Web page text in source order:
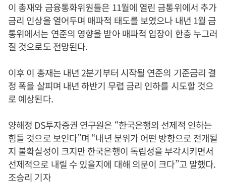
이 총재와 금융통화위원들은 11월에 열린 금통위에서 추가
금리 인상을 열어두며 매파적 태도를 보였으나 내년 1월 금
통위에서는 연준의 영향을 받아 매파적 입장이 한층 누그러
질 것으로도 전망된다.
이후 이 총재는 내년 2분기부터 시작될 연준의 기준금리 결
정 폭을 살피며 내년 하반기 무렵 금리 인하를 시도할 것으
로 예상된다.
양해정 DS투자증권 연구원은 “한국은행의 선제적 인하는
힘들 것으로 보인다”며 “내년 분위가 어떤 방향으로 전개될
지 불확실성이 크지만 한국은행이 독립성을 부각시키면서
선제적으로 내릴 수 있을지에 대해 의문이 크다”고 말했다.
조승리 기자